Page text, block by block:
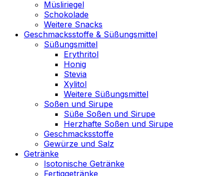
Müsliriegel
Schokolade
Weitere Snacks
Geschmacksstoffe & Süßungsmittel
Süßungsmittel
Erythritol
Honig
Stevia
Xylitol
Weitere Süßungsmittel
Soßen und Sirupe
Süße Soßen und Sirupe
Herzhafte Soßen und Sirupe
Geschmacksstoffe
Gewürze und Salz
Getränke
Isotonische Getränke
Fertiggetränke